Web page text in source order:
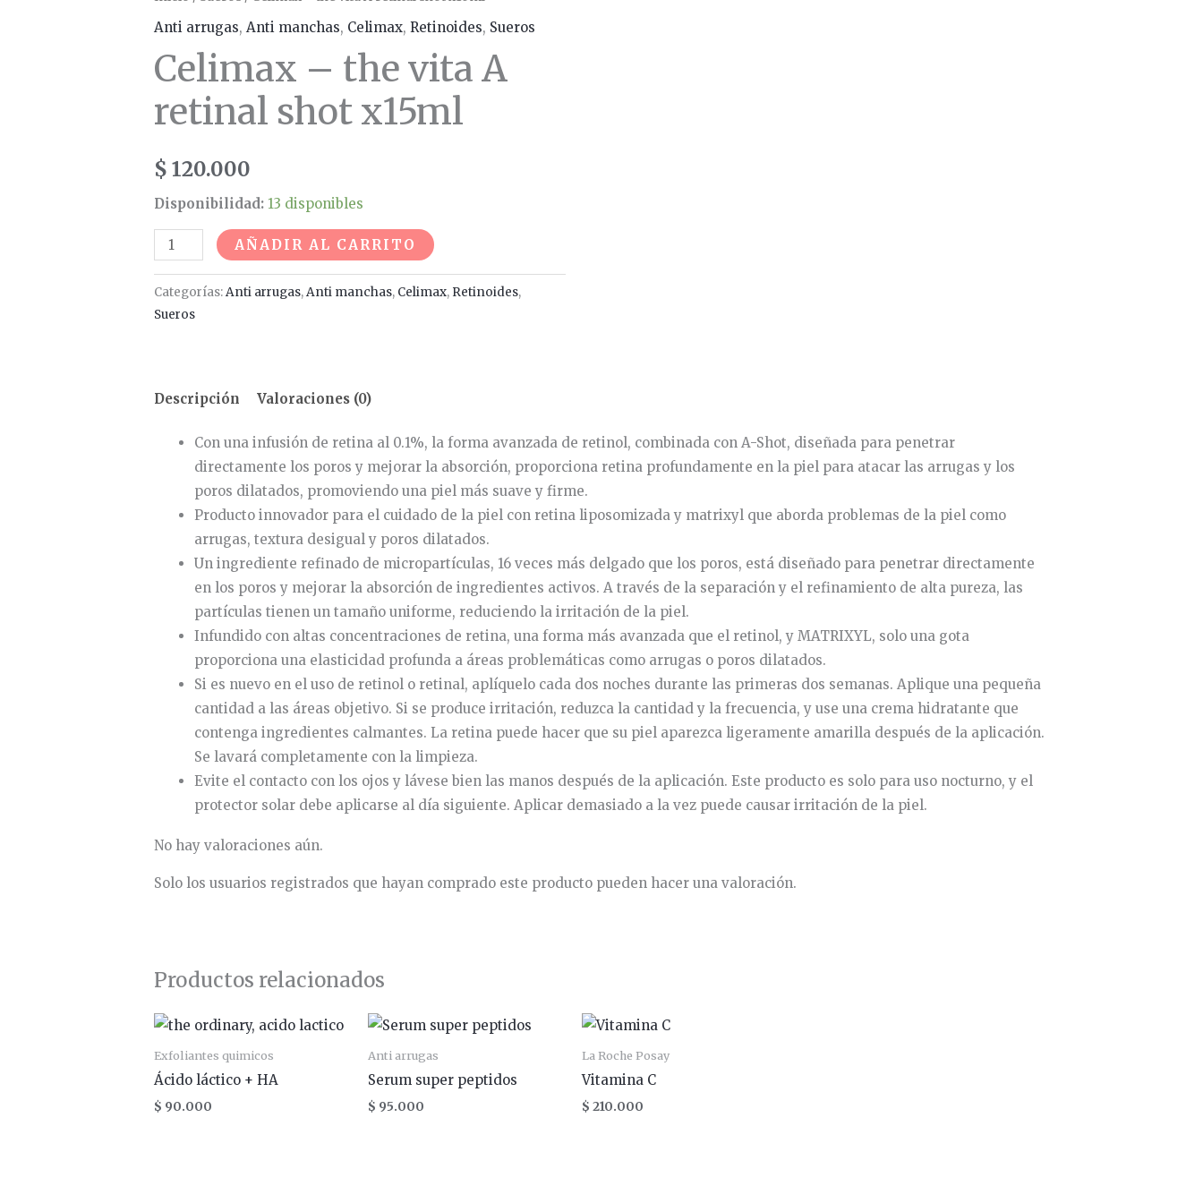
Anti arrugas,Anti manchas, Celimax,Retinoides, Sueros
Celimax – the vita A
retinal shot x15ml
$ 120.000
Disponibilidad: 13 disponibles
x15ml
AÑADIR AL CARRITO
Categorías:Anti arrugas,Anti manchas, Celimax, Retinoides,
Sueros
Descripción Valoraciones (0)
Con una infusión de retina al 0.1%, la forma avanzada de retinol, combinada con A-Shot, diseñada para penetrar
directamente los poros y mejorar la absorción, proporciona retina profundamente en la piel para atacar las arrugas y los
poros dilatados, promoviendo una piel más suave y firme.
Producto innovador para el cuidado de la piel con retina liposomizada y matrixyl que aborda problemas de la piel como
arrugas, textura desigual y poros dilatados.
Un ingrediente refinado de micropartículas, 16 veces más delgado que los poros, está diseñado para penetrar directamente
en los poros y mejorar la absorción de ingredientes activos. A través de la separación y el refinamiento de alta pureza, las
partículas tienen un tamaño uniforme, reduciendo la irritación de la piel.
Infundido con altas concentraciones de retina, una forma más avanzada que el retinol, y MATRIXYL, solo una gota
proporciona una elasticidad profunda a áreas problemáticas como arrugas o poros dilatados.
Si es nuevo en el uso de retinol o retinal, aplíquelo cada dos noches durante las primeras dos semanas. Aplique una pequeña
cantidad a las áreas objetivo. Si se produce irritación, reduzca la cantidad y la frecuencia, y use una crema hidratante que
contenga ingredientes calmantes. La retina puede hacer que su piel aparezca ligeramente amarilla después de la aplicación.
Se lavará completamente con la limpieza.
Evite el contacto con los ojos y lávese bien las manos después de la aplicación. Este producto es solo para uso nocturno, y el
protector solar debe aplicarse al día siguiente. Aplicar demasiado a la vez puede causar irritación de la piel.
No hay valoraciones aún.
Solo los usuarios registrados que hayan comprado este producto pueden hacer una valoración.
Productos relacionados
Exfoliantes quimicos
Ácido láctico + HA
$ 90.000
Anti arrugas
Serum super peptidos
$ 95.000
La Roche Posay
Vitamina C
$ 210.000